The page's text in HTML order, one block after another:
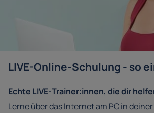
LIVE-Online-Schulung - so
Echte LIVE-Trainer:innen, die dir
Lerne über das Internet am PC in